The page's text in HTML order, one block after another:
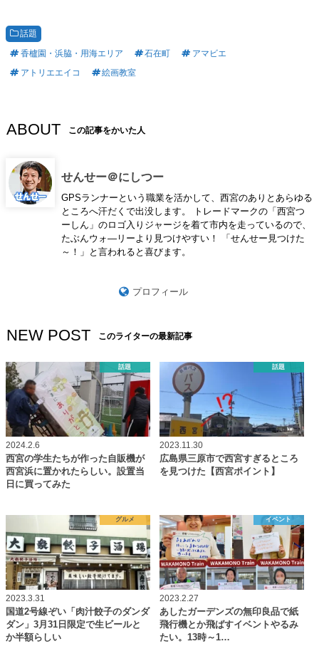
話題
香櫨園・浜脇・用海エリア
石在町
アマビエ
アトリエエイコ
絵画教室
ABOUT この記事をかいた人
せんせー＠にしつー
GPSランナーという職業を活かして、西宮のありとあらゆる
ところへ汗だくで出没します。 トレードマークの「西宮つ
ーしん」のロゴ入りジャージを着て市内を走っているので、
たぶんウォ―リーより見つけやすい！ 「せんせー見つけた
～！」と言われると喜びます。
プロフィール
NEW POST このライターの最新記事
話題
2024.2.6
西宮の学生たちが作った自販機が
西宮浜に置かれたらしい。設置当
日に買ってみた
話題
2023.11.30
広島県三原市で西宮すぎるところ
を見つけた【西宮ポイント】
グルメ
2023.3.31
国道2号線ぞい「肉汁餃子のダンダ
ダン」3月31日限定で生ビールと
か半額らしい
イベント
2023.2.27
あしたガーデンズの無印良品で紙
飛行機とか飛ばすイベントやるみ
たい。13時～1…